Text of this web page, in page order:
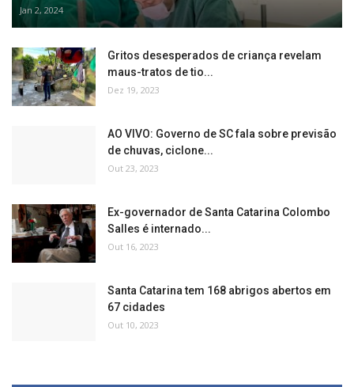
Jan 2, 2024
Gritos desesperados de criança revelam
maus-tratos de tio...
Dez 19, 2023
AO VIVO: Governo de SC fala sobre previsão
de chuvas, ciclone...
Out 23, 2023
Ex-governador de Santa Catarina Colombo
Salles é internado...
Out 16, 2023
Santa Catarina tem 168 abrigos abertos em
67 cidades
Out 10, 2023